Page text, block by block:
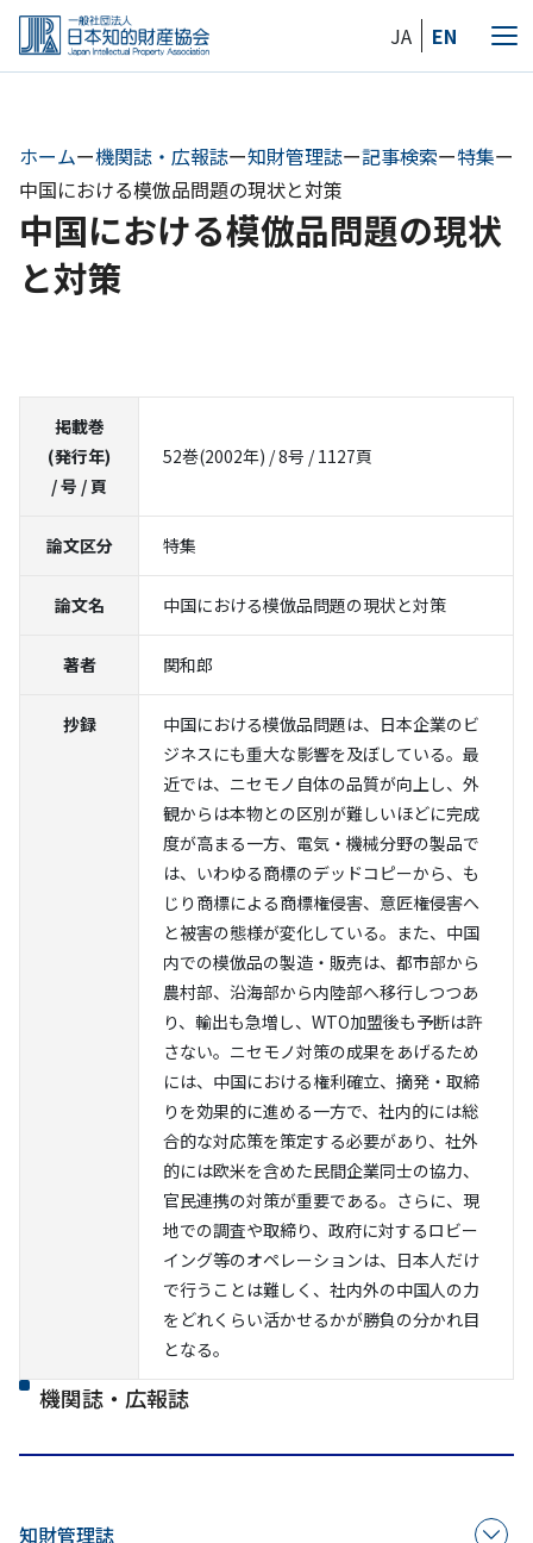
Skip
the
JA EN
メ
ー
ホームー機関誌・広報誌ー知財管理誌ー記事検索ー特集ー
中国における模倣品問題の現状と対策
中国における模倣品問題の現状
と対策
掲載巻
(発行年)
/ 号 / 頁
52巻(2002年) / 8号 / 1127頁
論文区分 特集
論文名 中国における模倣品問題の現状と対策
著者 関和郎
抄録
中国における模倣品問題は、日本企業のビ
ジネスにも重大な影響を及ぼしている。最
近では、ニセモノ自体の品質が向上し、外
観からは本物との区別が難しいほどに完成
度が高まる一方、電気・機械分野の製品で
は、いわゆる商標のデッドコピーから、も
じり商標による商標権侵害、意匠権侵害へ
と被害の態様が変化している。また、中国
内での模倣品の製造・販売は、都市部から
農村部、沿海部から内陸部へ移行しつつあ
り、輸出も急増し、WTO加盟後も予断は許
さない。ニセモノ対策の成果をあげるため
には、中国における権利確立、摘発・取締
りを効果的に進める一方で、社内的には総
合的な対応策を策定する必要があり、社外
的には欧米を含めた民間企業同士の協力、
官民連携の対策が重要である。さらに、現
地での調査や取締り、政府に対するロビー
イング等のオペレーションは、日本人だけ
で行うことは難しく、社内外の中国人の力
をどれくらい活かせるかが勝負の分かれ目
となる。
機関誌・広報誌
知財管理誌